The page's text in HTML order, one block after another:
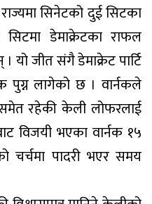
सिनेटको दुई सिटका
डेमाक्रेटका राफल
यो जीत संगै डेमाक्रेट पार्टि
लागेको छ । वार्नकले
रहेकी केली लोफरलाई
विजयी भएका वार्नक १५
चर्चमा पादरी भएर समय